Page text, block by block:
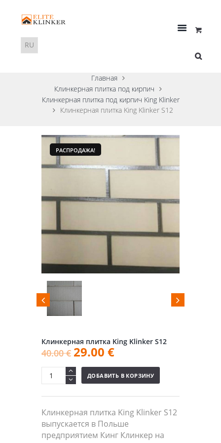
Главная
Клинкерная плитка под кирпич
Клинкерная плитка под кирпич King Klinker
Клинкерная плитка King Klinker S12
РАСПРОДАЖА!
Клинкерная плитка King Klinker S12
40.00€ 29.00 €
ДОБАВИТЬ В КОРЗИНУ
Клинкерная плитка King Klinker S12
выпускается в Польше
предприятием Кинг Клинкер на